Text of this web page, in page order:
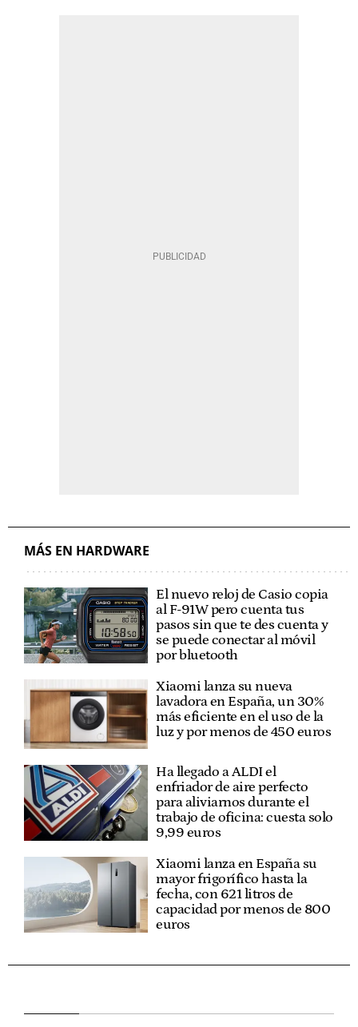
MÁS EN HARDWARE
El nuevo reloj de Casio copia
al F-91W pero cuenta tus
pasos sin que te des cuenta y
se puede conectar al móvil
por bluetooth
Xiaomi lanza su nueva
lavadora en España, un 30%
más eficiente en el uso de la
luz y por menos de 450 euros
Ha llegado a ALDI el
enfriador de aire perfecto
para aliviarnos durante el
trabajo de oficina: cuesta solo
9,99 euros
Xiaomi lanza en España su
mayor frigorífico hasta la
fecha, con 621 litros de
capacidad por menos de 800
euros